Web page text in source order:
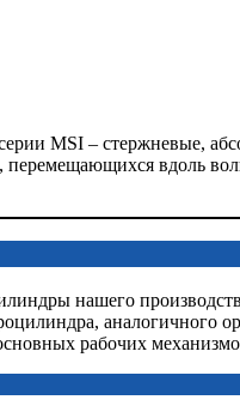
MSI – стержневые,
вдоль
нашего
аналогичного
рабочих